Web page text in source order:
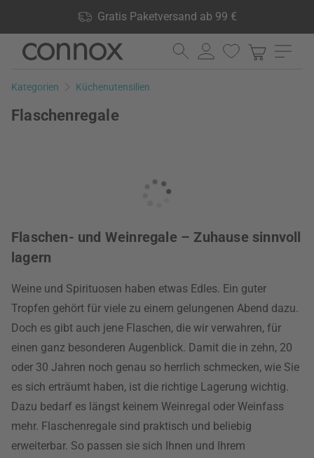
Gratis Paketversand ab 99 €
lagernd, 60 Tage Rückgaberecht
Direkt
Seiteninhalt
Direkt
Suchfeld
Kategorien Küchenutensilien
Flaschenregale
Flaschen- und Weinregale – Zuhause sinnvoll
lagern
Weine und Spirituosen haben etwas Edles. Ein guter
Tropfen gehört für viele zu einem gelungenen Abend dazu.
Doch es gibt auch jene Flaschen, die wir verwahren, für
einen ganz besonderen Augenblick. Damit die in zehn, 20
oder 30 Jahren noch genau so herrlich schmecken, wie Sie
es sich erträumt haben, ist die richtige Lagerung wichtig.
Dazu bedarf es längst keinem Weinregal oder Weinfass
mehr. Flaschenregale sind praktisch und beliebig
erweiterbar. So passen sie sich Ihnen und Ihrem